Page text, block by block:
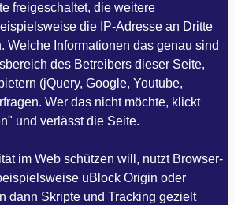
freigeschaltet, die weitere
die IP-Adresse an Dritte
Welche Informationen das genau sind
des Betreibers dieser Seite,
(jQuery, Google, Youtube,
Wer das nicht möchte, klickt
und verlässt die Seite.
im Web schützen will, nutzt Browser-
uBlock Origin oder
dann Skripte und Tracking gezielt